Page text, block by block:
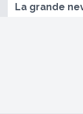
La grande